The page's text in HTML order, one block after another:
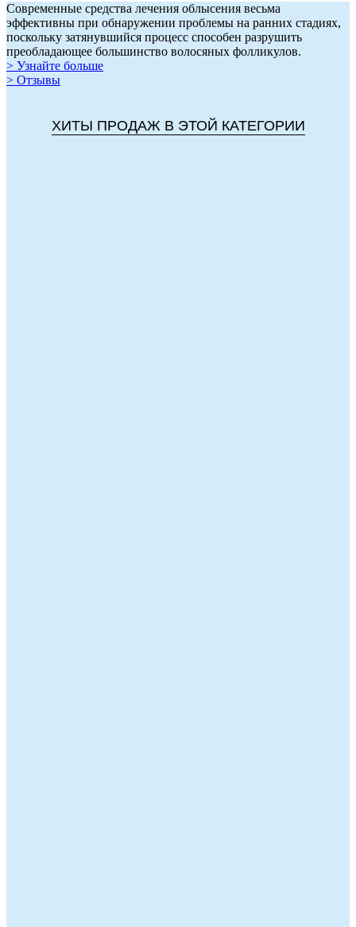
Современные средства лечения облысения весьма
эффективны при обнаружении проблемы на ранних стадиях,
поскольку затянувшийся процесс способен разрушить
преобладающее большинство волосяных фолликулов.
> Узнайте больше
> Отзывы
ХИТЫ ПРОДАЖ В ЭТОЙ КАТЕГОРИИ